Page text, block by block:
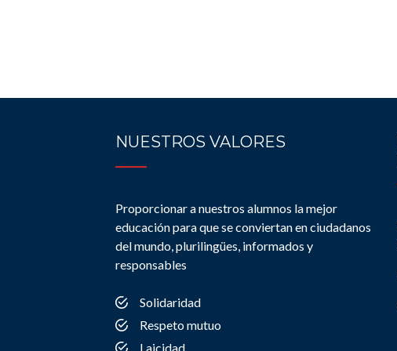
NUESTROS VALORES
Proporcionar a nuestros alumnos la mejor
educación para que se conviertan en ciudadanos
del mundo, plurilingües, informados y
responsables
Solidaridad
Respeto mutuo
Laicidad